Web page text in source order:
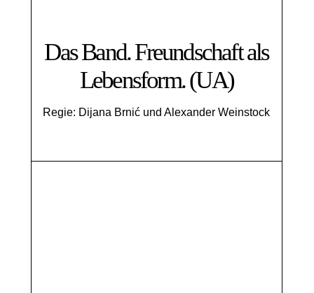
Das Band. Freundschaft als
Lebensform. (UA)
Regie: Dijana Brnić und Alexander Weinstock